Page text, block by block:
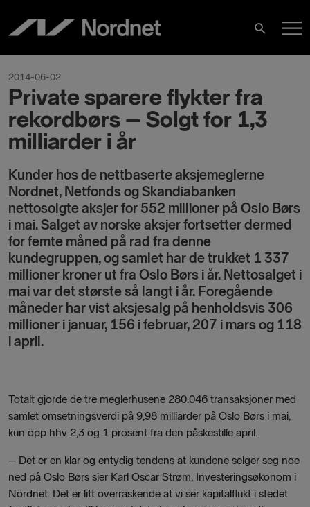
content
Search
2014-06-02
Private sparere flykter fra
rekordbørs – Solgt for 1,3
milliarder i år
Kunder hos de nettbaserte aksjemeglerne
Nordnet, Netfonds og Skandiabanken
nettosolgte aksjer for 552 millioner på Oslo Børs
i mai. Salget av norske aksjer fortsetter dermed
for femte måned på rad fra denne
kundegruppen, og samlet har de trukket 1 337
millioner kroner ut fra Oslo Børs i år. Nettosalget i
mai var det største så langt i år. Foregående
måneder har vist aksjesalg på henholdsvis 306
millioner i januar, 156 i februar, 207 i mars og 118
i april.
Totalt gjorde de tre meglerhusene 280.046 transaksjoner med
samlet omsetningsverdi på 9,98 milliarder på Oslo Børs i mai,
kun opp hhv 2,3 og 1 prosent fra den påskestille april.
– Det er en klar og entydig tendens at kundene selger seg noe
ned på Oslo Børs sier Karl Oscar Strøm, Investeringsøkonom i
Nordnet. Det er litt overraskende at vi ser kapitalflukt i stedet